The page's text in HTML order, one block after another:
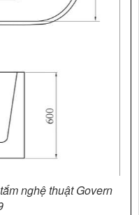
nghệ thuật Govern